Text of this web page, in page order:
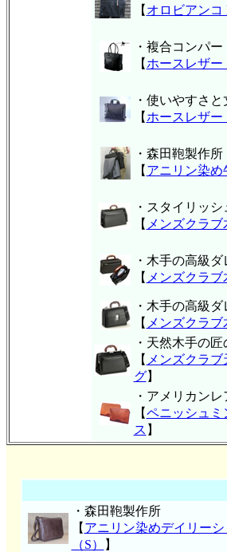
【 オロビアンコ
・複合コンパ
【 ホースレザ
・使いやすさと
【 ホースレザー
・森田鞄製作所
【 アニリン染
・スタイリッ
【 メンズクラ
・木手の高級
【 メンズクラ
・木手の高級
【 メンズクラ
・天然木手の匠
【 メンズクラ
グ】
・アメリカン
【ペニッシュミ
ス 】
・森田鞄製作所
【 アニリン染めデイリー
（S）
】